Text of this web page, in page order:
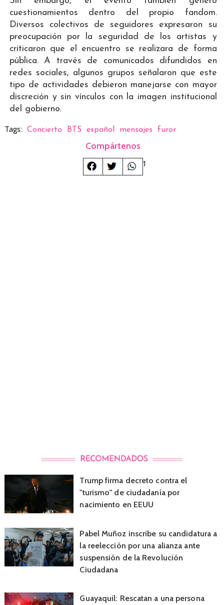
cuestionamientos dentro del propio fandom.
Diversos colectivos de seguidores expresaron su
preocupación por la seguridad de los artistas y
criticaron que el encuentro se realizara de forma
pública. A través de comunicados difundidos en
redes sociales, algunos grupos señalaron que este
tipo de actividades debieron manejarse con mayor
discreción y sin vínculos con la imagen institucional
del gobierno.
Tags: Concierto BTS español mensajes furor
Compártenos
1
Trump firma decreto contra el
"turismo" de ciudadanía por
nacimiento en EEUU
Pabel Muñoz inscribe su candidatura a
la reelección por una alianza ante
suspensión de la Revolución
Ciudadana
Guayaquil: Rescatan a una persona